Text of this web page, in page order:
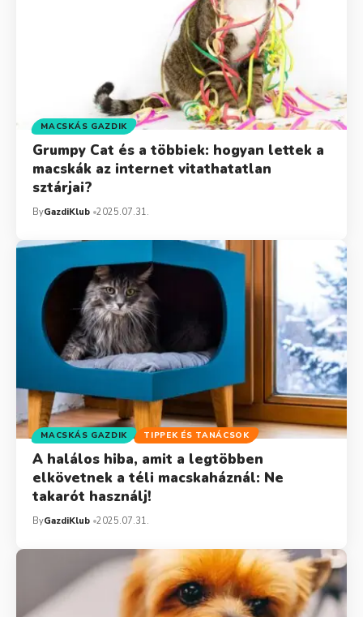
MACSKÁS GAZDIK
Grumpy Cat és a többiek: hogyan lettek a
macskák az internet vitathatatlan
sztárjai?
ByGazdiKlub 2025.07.31.
MACSKÁS GAZDIK TIPPEK ÉS TANÁCSOK
A halálos hiba, amit a legtöbben
elkövetnek a téli macskaháznál: Ne
takarót használj!
ByGazdiKlub 2025.07.31.